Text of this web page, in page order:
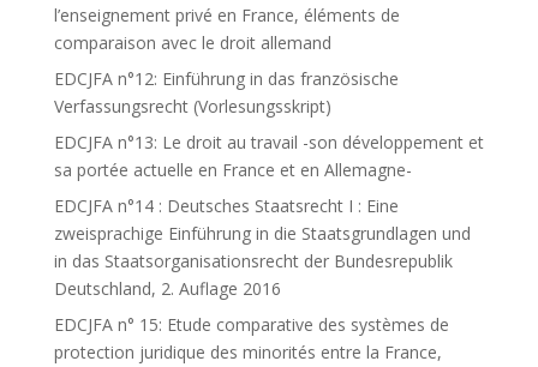
l’enseignement privé en France, éléments de
comparaison avec le droit allemand
EDCJFA n°12: Einführung in das französische
Verfassungsrecht (Vorlesungsskript)
EDCJFA n°13: Le droit au travail -son développement et
sa portée actuelle en France et en Allemagne-
EDCJFA n°14 : Deutsches Staatsrecht I : Eine
zweisprachige Einführung in die Staatsgrundlagen und
in das Staatsorganisationsrecht der Bundesrepublik
Deutschland, 2. Auflage 2016
EDCJFA n° 15: Etude comparative des systèmes de
protection juridique des minorités entre la France,